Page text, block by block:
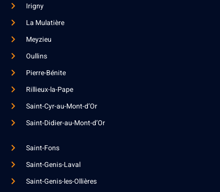
Irigny
La Mulatière
Meyzieu
Oullins
Pierre-Bénite
Rillieux-la-Pape
Saint-Cyr-au-Mont-d’Or
Saint-Didier-au-Mont-d’Or
Saint-Fons
Saint-Genis-Laval
Saint-Genis-les-Ollières